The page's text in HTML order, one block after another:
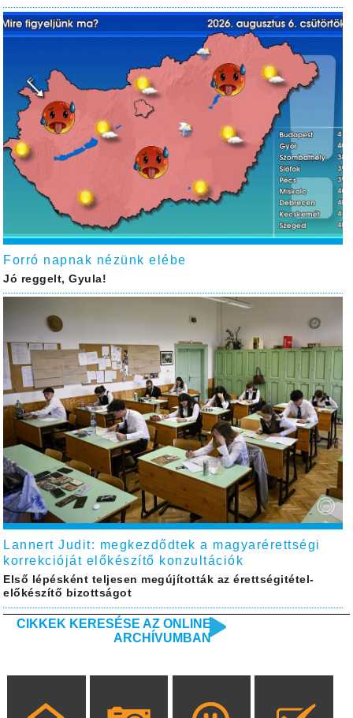
Forró napnak nézünk elébe
Jó reggelt, Gyula!
Lannert Judit: megkezdődtek a magyarérettségi
korrekcióját előkészítő konzultációk
Első lépésként teljesen megújították az érettségitétel-
előkészítő bizottságot
CIKKEK KERESÉSE AZ ONLINE
ARCHÍVUMBAN